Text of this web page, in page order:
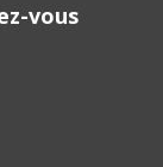
vous